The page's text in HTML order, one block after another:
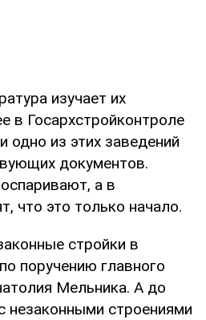
изучает их
в Госархстройконтроле
одно из этих заведений
документов.
а в
что это только начало.
стройки в
поручению главного
Мельника. А до
незаконными строениями